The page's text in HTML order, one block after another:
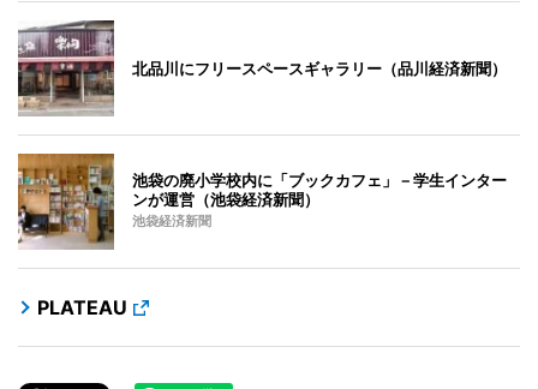
北品川にフリースペースギャラリー（品川経済新聞）
池袋の廃小学校内に「ブックカフェ」－学生インター
ンが運営（池袋経済新聞）
池袋経済新聞
PLATEAU